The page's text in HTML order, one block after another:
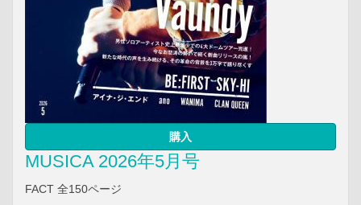
購入
MUSICA 2026年5月号
FACT 全150ページ